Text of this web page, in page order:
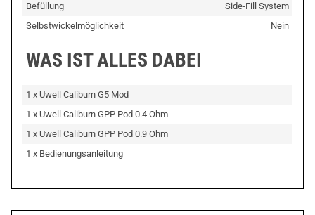
Befüllung
Side-Fill System
Selbstwickelmöglichkeit
Nein
WAS IST ALLES DABEI
1 x Uwell Caliburn G5 Mod
1 x Uwell Caliburn GPP Pod 0.4 Ohm
1 x Uwell Caliburn GPP Pod 0.9 Ohm
1 x Bedienungsanleitung